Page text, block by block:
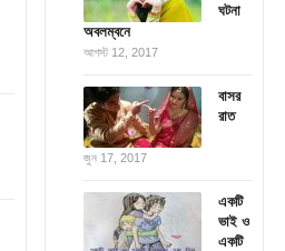
ঘটনা
অবলম্বনে
আগস্ট 12, 2017
বাসর
রাত
জুন 17, 2017
একটি
ভাই ও
একটি